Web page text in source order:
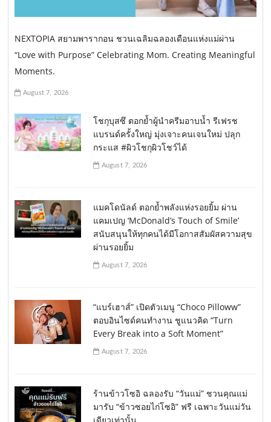
NEXTOPIA สยามพารากอน ชวนเฉลิมฉลองเดือนแห่งแม่ผ่าน
“Love with Purpose” Celebrating Mom. Creating Meaningful
Moments.
August 7, 2026
โชกุบุสซึ ตอกย้ำผู้นำครีมอาบน้ำ รีเฟรช
แบรนด์ครั้งใหญ่ มุ่งเจาะคนเจนใหม่ ปลุก
กระแส #ผิวโชกุผิวโชว์ได้
August 7, 2026
แมคโดนัลด์ ตอกย้ำพลังแห่งรอยยิ้ม ผ่าน
แคมเปญ ‘McDonald’s Touch of Smile’
สนับสนุนให้ทุกคนได้มีโอกาสสัมผัสความสุข
ผ่านรอยยิ้ม
August 7, 2026
“แบร์เฮาส์” เปิดตัวเมนู “Choco Pilloww”
ตอบอินไซด์คนทำงาน ชูแนวคิด “Turn
Every Break into a Soft Moment”
August 7, 2026
ร้านข้าวโซอิ ฉลองรับ “วันแม่” ชวนคุณแม่
มารับ “ข้าวซอยไก่โซอิ” ฟรี เฉพาะวันแม่วัน